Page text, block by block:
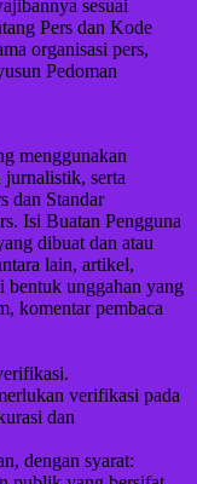
sesuai
Pers dan Kode
organisasi pers,
Pedoman
menggunakan
jurnalistik, serta
dan Standar
Isi Buatan Pengguna
dibuat dan atau
lain, artikel,
bentuk unggahan yang
komentar pembaca
verifikasi pada
dan
dengan syarat: